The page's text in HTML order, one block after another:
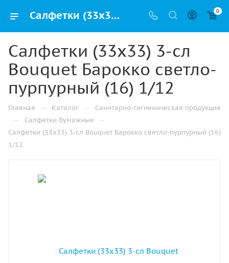
Салфетки (33х33) 3-сл Bouquet Барокко светло-пурпурный (16) 1/12 купить от производителя в Казани 0
Салфетки (33х33) 3-сл
Bouquet Барокко светло-
пурпурный (16) 1/12
Главная — Каталог — Санитарно-гигиеническая продукция
— Салфетки бумажные —
Салфетки (33х33) 3-сл Bouquet Барокко светло-пурпурный (16)
1/12